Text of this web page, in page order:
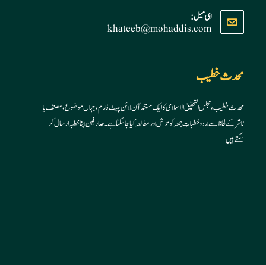
in
application
ای میل:
khateeb@mohaddis.com
Opens
محدث خطیب
محدث خطیب، مجلس التحقیق الاسلامی کا ایک مستند آن لائن پلیٹ فارم، جہاں موضوع، مصنف یا
ناشر کے لحاظ سے اردو خطباتِ جمعہ کو تلاش اور مطالعہ کیا جا سکتا ہے۔ صارفین اپنا خطبہ ارسال کر
سکتے ہیں